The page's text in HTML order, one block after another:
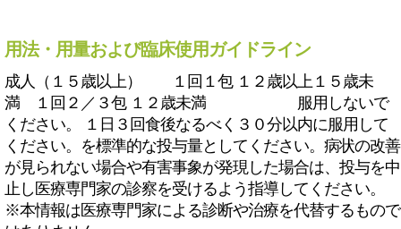
用法・用量および臨床使用ガイドライン
成人（１５歳以上） １回１包 １２歳以上１５歳未
満 １回２／３包 １２歳未満 服用しないで
ください。 １日３回食後なるべく３０分以内に服用して
ください。を標準的な投与量としてください。病状の改善
が見られない場合や有害事象が発現した場合は、投与を中
止し医療専門家の診察を受けるよう指導してください。
※本情報は医療専門家による診断や治療を代替するもので